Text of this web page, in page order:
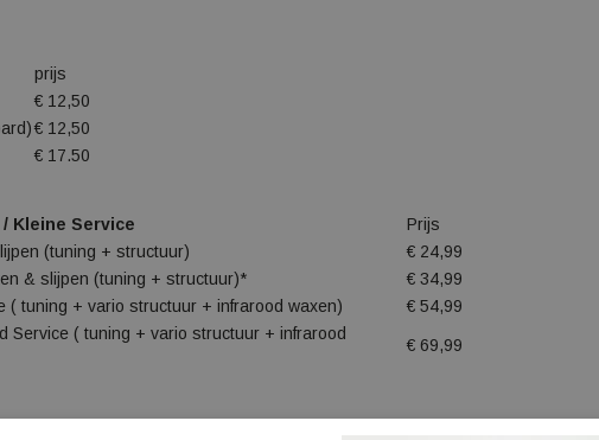
prijs
€ 12,50
€ 12,50
€ 17.50
/ Kleine Service
Prijs
(tuning + structuur)
€ 24,99
& slijpen (tuning + structuur)*
€ 34,99
( tuning + vario structuur + infrarood waxen)
€ 54,99
Service ( tuning + vario structuur + infrarood
€ 69,99